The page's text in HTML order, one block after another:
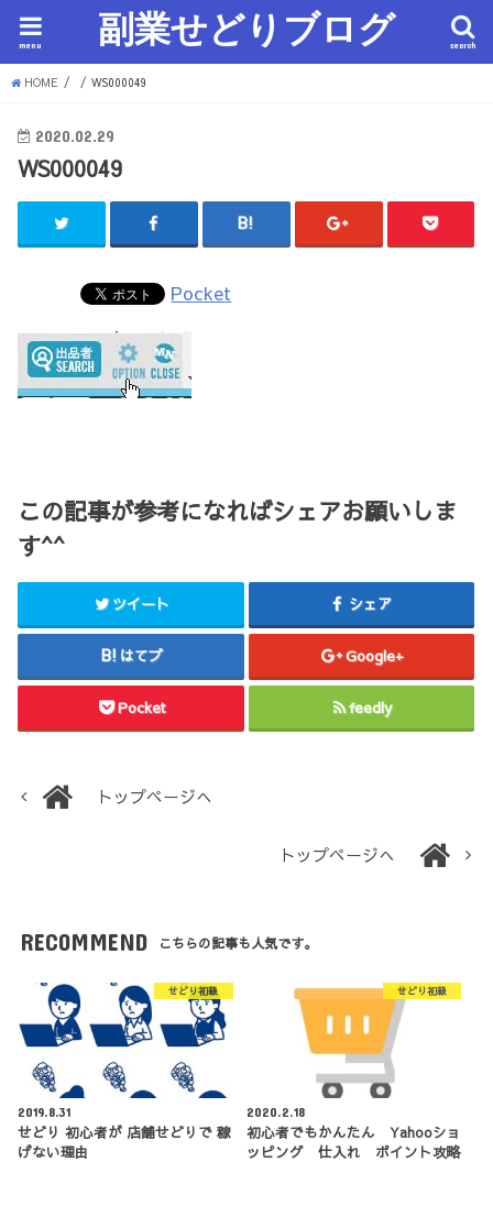
副業せどりブログ search
menu
HOME WS000049
2020.02.29
WS000049
Pocket
この記事が参考になればシェアお願いしま
す^^
ツイート シェア
はてブ Google+
Pocket feedly
トップページへ
トップページへ
RECOMMEND こちらの記事も人気です。
せどり初級
2019.8.31
せどり 初心者が 店舗せどりで 稼
げない理由
せどり初級
2020.2.18
初心者でもかんたん Yahooショ
ッピング 仕入れ ポイント攻略